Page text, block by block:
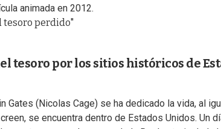
animada en 2012.
tesoro perdido"
tesoro por los sitios históricos de
Gates (Nicolas Cage) se ha dedicado la vida, al
se encuentra dentro de Estados Unidos. Un